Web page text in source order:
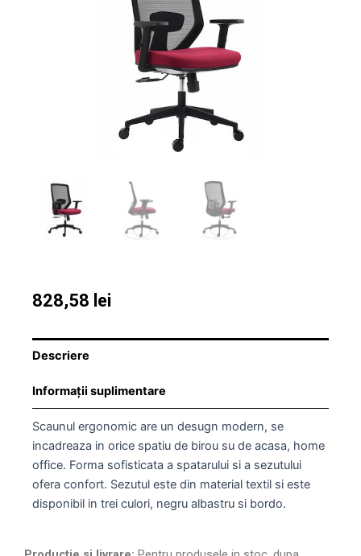
828,58 lei
Descriere
Informații suplimentare
Scaunul ergonomic are un desugn modern, se
incadreaza in orice spatiu de birou su de acasa, home
office. Forma sofisticata a spatarului si a sezutului
ofera confort. Sezutul este din material textil si este
disponibil in trei culori, negru albastru si bordo.